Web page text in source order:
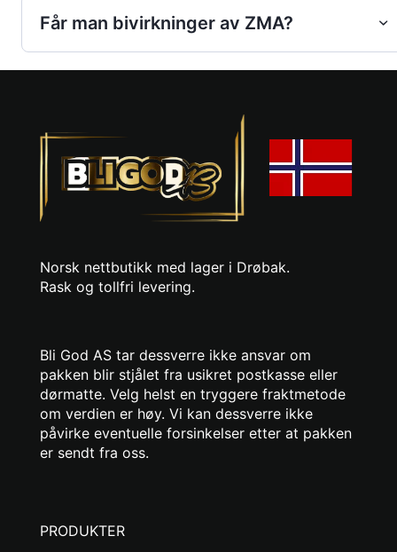
Får man bivirkninger av ZMA?
Norsk nettbutikk med lager i Drøbak.
Rask og tollfri levering.
Bli God AS tar dessverre ikke ansvar om
pakken blir stjålet fra usikret postkasse eller
dørmatte. Velg helst en tryggere fraktmetode
om verdien er høy. Vi kan dessverre ikke
påvirke eventuelle forsinkelser etter at pakken
er sendt fra oss.
PRODUKTER